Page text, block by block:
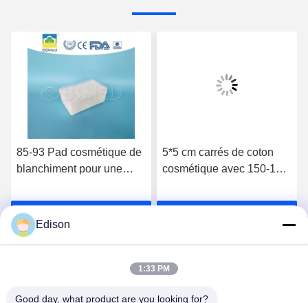
85-93 Pad cosmétique de
blanchiment pour une
fluide des produits de
soins de la peau
5*5 cm carrés de coton
cosmétique avec 150-180
Edison
1:33 PM
Good day, what product are you looking for?